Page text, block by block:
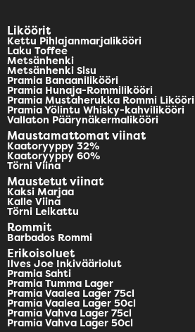
Liköörit
Kettu Pihlajanmarjalikööri
Laku Toffee
Metsänhenki
Metsänhenki Sisu
Pramia Banaanilikööri
Pramia Hunaja-Rommilikööri
Pramia Mustaherukka Rommi Likööri
Pramia Yölintu Whisky-kahvilikööri
Vallaton Päärynäkermalikööri
Maustamattomat viinat
Kaatoryyppy 32%
Kaatoryyppy 60%
Törni Viina
Maustetut viinat
Kaksi Marjaa
Kalle Viina
Törni Leikattu
Rommit
Barbados Rommi
Erikoisoluet
Ilves Joe Inkivääriolut
Pramia Sahti
Pramia Tumma Lager
Pramia Vaalea Lager 75cl
Pramia Vaalea Lager 50cl
Pramia Vahva Lager 75cl
Pramia Vahva Lager 50cl